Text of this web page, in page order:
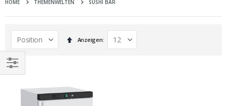
HOME THEMENWELTEN SUSHI BAR
In
absteigender
Anzeigen
EINKAUFEN
NACH